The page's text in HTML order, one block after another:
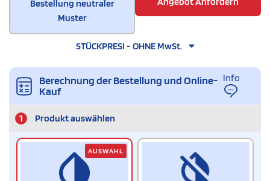
Bestellung neutraler
Muster
STÜCKPRESI - OHNE MwSt.
Berechnung der Bestellung und Online-
Kauf
Info
1 Produkt auswählen
AUSWAHL